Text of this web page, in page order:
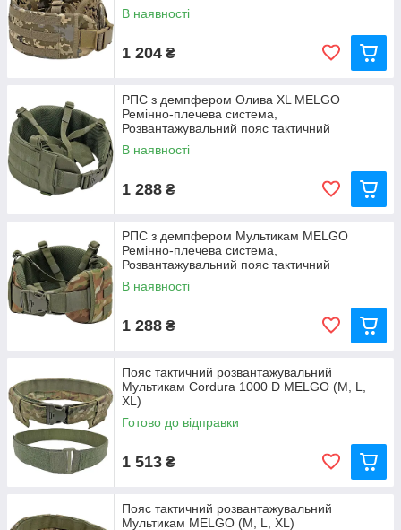
В наявності
1 204 ₴
РПС з демпфером Олива XL MELGO
Ремінно-плечева система,
Розвантажувальний пояс тактичний
В наявності
1 288 ₴
РПС з демпфером Мультикам MELGO
Ремінно-плечева система,
Розвантажувальний пояс тактичний
В наявності
1 288 ₴
Пояс тактичний розвантажувальний
Мультикам Cordura 1000 D MELGO (M, L,
XL)
Готово до відправки
1 513 ₴
Пояс тактичний розвантажувальний
Мультикам MELGO (M, L, XL)